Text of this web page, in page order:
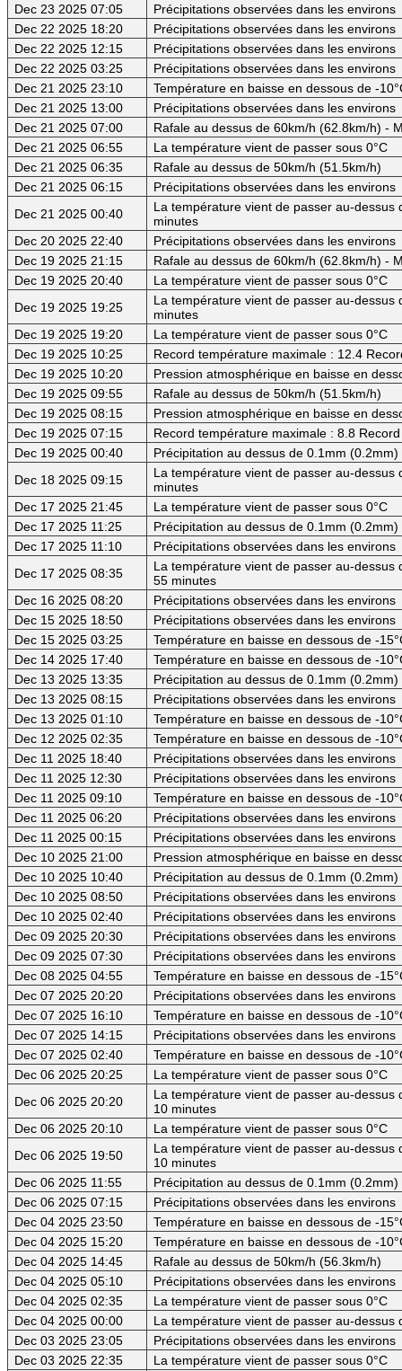
Dec 23 2025 07:05
Précipitations observées dans les environs
Dec 22 2025 18:20
Précipitations observées dans les environs
Dec 22 2025 12:15
Précipitations observées dans les environs
Dec 22 2025 03:25
Précipitations observées dans les environs
Dec 21 2025 23:10
Température en baisse en dessous de -
Dec 21 2025 13:00
Précipitations observées dans les environs
Dec 21 2025 07:00
Rafale au dessus de 60km/h (62.8km/h) -
Dec 21 2025 06:55
La température vient de passer sous 0°C
Dec 21 2025 06:35
Rafale au dessus de 50km/h (51.5km/h)
Dec 21 2025 06:15
Précipitations observées dans les environs
Dec 21 2025 00:40
La température vient de passer au-dessus
minutes
Dec 20 2025 22:40
Précipitations observées dans les environs
Dec 19 2025 21:15
Rafale au dessus de 60km/h (62.8km/h) -
Dec 19 2025 20:40
La température vient de passer sous 0°C
Dec 19 2025 19:25
La température vient de passer au-
minutes
Dec 19 2025 19:20
La température vient de passer sous 0°C
Dec 19 2025 10:25
Record température maximale : 12.4
Dec 19 2025 10:20
Pression atmosphérique en baisse en
Dec 19 2025 09:55
Rafale au dessus de 50km/h (51.5km/h)
Dec 19 2025 08:15
Pression atmosphérique en baisse en
Dec 19 2025 07:15
Record température maximale : 8.8
Dec 19 2025 00:40
Précipitation au dessus de 0.1mm (0.2mm)
Dec 18 2025 09:15
La température vient de passer au-
minutes
Dec 17 2025 21:45
La température vient de passer sous 0°C
Dec 17 2025 11:25
Précipitation au dessus de 0.1mm
Dec 17 2025 11:10
Précipitations observées dans les environs
Dec 17 2025 08:35
La température vient de passer au-dessus
55 minutes
Dec 16 2025 08:20
Précipitations observées dans les environs
Dec 15 2025 18:50
Précipitations observées dans les environs
Dec 15 2025 03:25
Température en baisse en dessous de -
Dec 14 2025 17:40
Température en baisse en dessous de -
Dec 13 2025 13:35
Précipitation au dessus de 0.1mm
Dec 13 2025 08:15
Précipitations observées dans les environs
Dec 13 2025 01:10
Température en baisse en dessous de -
Dec 12 2025 02:35
Température en baisse en dessous de -
Dec 11 2025 18:40
Précipitations observées dans les environs
Dec 11 2025 12:30
Précipitations observées dans les environs
Dec 11 2025 09:10
Température en baisse en dessous de -
Dec 11 2025 06:20
Précipitations observées dans les environs
Dec 11 2025 00:15
Précipitations observées dans les environs
Dec 10 2025 21:00
Pression atmosphérique en baisse en
Dec 10 2025 10:40
Précipitation au dessus de 0.1mm
Dec 10 2025 08:50
Précipitations observées dans les environs
Dec 10 2025 02:40
Précipitations observées dans les environs
Dec 09 2025 20:30
Précipitations observées dans les environs
Dec 09 2025 07:30
Précipitations observées dans les environs
Dec 08 2025 04:55
Température en baisse en dessous de -
Dec 07 2025 20:20
Précipitations observées dans les environs
Dec 07 2025 16:10
Température en baisse en dessous de -
Dec 07 2025 14:15
Précipitations observées dans les environs
Dec 07 2025 02:40
Température en baisse en dessous de -
Dec 06 2025 20:25
La température vient de passer sous 0°C
Dec 06 2025 20:20
La température vient de passer au-
10 minutes
Dec 06 2025 20:10
La température vient de passer sous 0°C
Dec 06 2025 19:50
La température vient de passer au-
10 minutes
Dec 06 2025 11:55
Précipitation au dessus de 0.1mm
Dec 06 2025 07:15
Précipitations observées dans les environs
Dec 04 2025 23:50
Température en baisse en dessous de -
Dec 04 2025 15:20
Température en baisse en dessous de -
Dec 04 2025 14:45
Rafale au dessus de 50km/h (56.3km/h)
Dec 04 2025 05:10
Précipitations observées dans les environs
Dec 04 2025 02:35
La température vient de passer sous 0°C
Dec 04 2025 00:00
La température vient de passer au-dessus
Dec 03 2025 23:05
Précipitations observées dans les environs
Dec 03 2025 22:35
La température vient de passer sous 0°C